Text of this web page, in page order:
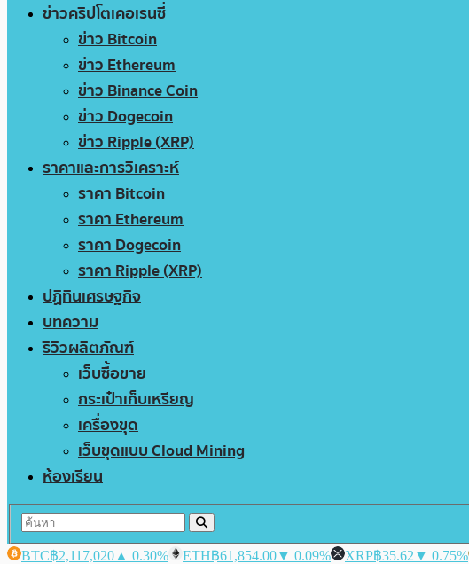
ข่าวคริปโตเคอเรนซี่
ข่าว Bitcoin
ข่าว Ethereum
ข่าว Binance Coin
ข่าว Dogecoin
ข่าว Ripple (XRP)
ราคาและการวิเคราะห์
ราคา Bitcoin
ราคา Ethereum
ราคา Dogecoin
ราคา Ripple (XRP)
ปฏิทินเศรษฐกิจ
บทความ
รีวิวผลิตภัณฑ์
เว็บซื้อขาย
กระเป๋าเก็บเหรียญ
เครื่องขุด
เว็บขุดแบบ Cloud Mining
ห้องเรียน
BTC฿2,117,020 ▲ 0.30% ETH฿61,854.00▼ 0.09% XRP฿35.62 ▼ 0.75%